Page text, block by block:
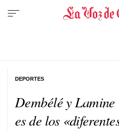
Dembélé y
es de los
DEPORTES